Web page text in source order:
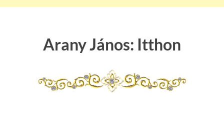
Arany János: Itthon